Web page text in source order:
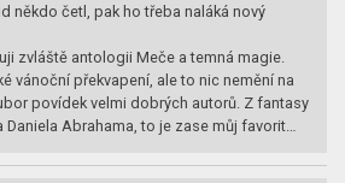
někdo četl, pak ho třeba naláká nový
zvláště antologii Meče a temná magie.
vánoční překvapení, ale to nic nemění na
povídek velmi dobrých autorů. Z fantasy
Abrahama, to je zase můj favorit…